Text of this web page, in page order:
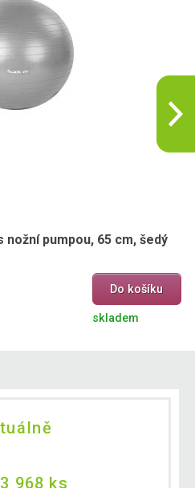
nožní pumpou, 65 cm, šedý
Do košíku
skladem
968 ks